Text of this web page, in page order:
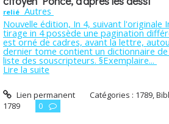
relié Autres
Nouvelle édition, In 4, suivant l'originale
tirage in 4 possède une pagination
est orné de cadres, avant la lettre,
dernier tome contient un dictionnaire
liste des souscripteurs. §Exemplaire...
Lire la suite
Lien permanent Catégories : 1789,
1789
0